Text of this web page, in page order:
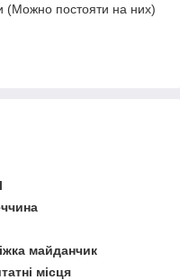
(Можно постояти на них)
майданчик
місця